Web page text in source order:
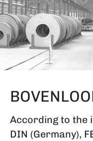
According to the
DIN (Germany),